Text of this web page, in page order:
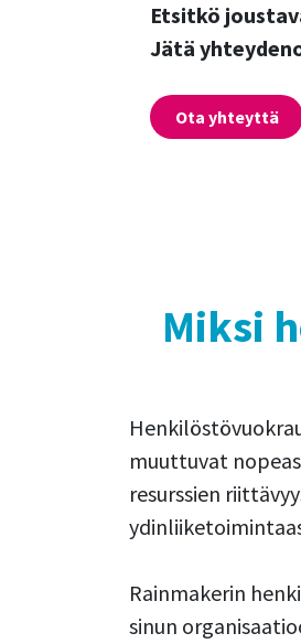
Etsitkö
Jätä
Ota yhteyttä
Miksi
muuttuvat
resurssien
Rainmakerin
sinun